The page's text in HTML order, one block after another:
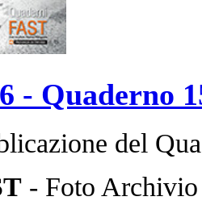
- Quaderno
del
- Foto